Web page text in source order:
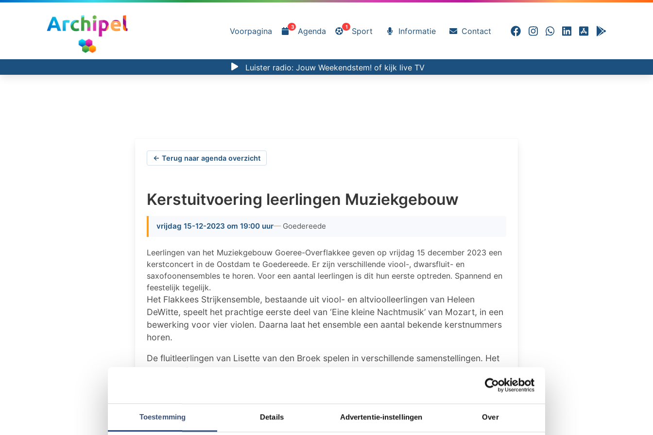
Toestemming Details Advertentie-instellingen Over
Voorpagina 3 Agenda 1 Sport Informatie Contact
Luister radio: Jouw Weekendstem! of kijk live TV
← Terug naar agenda overzicht
Kerstuitvoering leerlingen Muziekgebouw
vrijdag 15-12-2023 om 19:00 uur Goedereede
Leerlingen van het Muziekgebouw Goeree-Overflakkee geven op vrijdag 15 december 2023 een
kerstconcert in de Oostdam te Goedereede. Er zijn verschillende viool-, dwarsfluit- en
saxofoonensembles te horen. Voor een aantal leerlingen is dit hun eerste optreden. Spannend en
feestelijk tegelijk.
Het Flakkees Strijkensemble, bestaande uit viool- en altvioolleerlingen van Heleen
DeWitte, speelt het prachtige eerste deel van ‘Eine kleine Nachtmusik’ van Mozart, in een
bewerking voor vier violen. Daarna laat het ensemble een aantal bekende kerstnummers
horen.
De fluitleerlingen van Lisette van den Broek spelen in verschillende samenstellingen. Het
nieuwste fluitensemble, dat in september is gestart, brengt twee stukken ten gehore:
'Dance of the Sugar Plum Fairy' van Tsjaikovski, in een arrangement voor vierstemmig
fluit, en 'It’s a small world', in een arrangement van R. Kernen. Het fluitensemble met meer
arrangement van R. van Beringen. Verder zijn bekende kerstklassiekers te horen, zoals